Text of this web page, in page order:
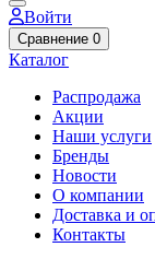
Войти
Сравнение 0
Каталог
Распродажа
Акции
Наши услуги
Бренды
Новости
О компании
Доставка и
Контакты